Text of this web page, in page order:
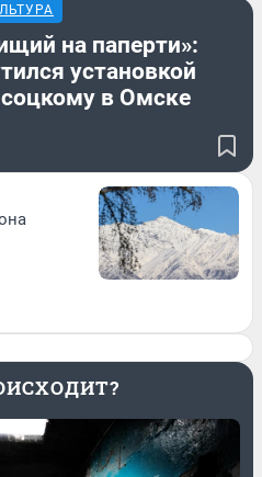
на паперти»:
установкой
в Омске